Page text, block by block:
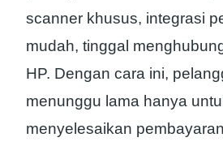
scanner khusus, integrasi
mudah, tinggal
HP. Dengan cara ini,
menunggu lama hanya
menyelesaikan